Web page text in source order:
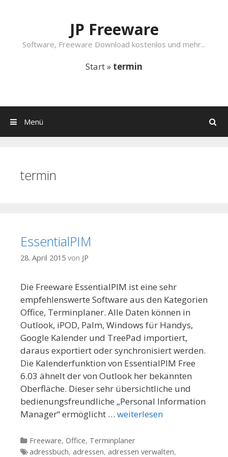
JP Freeware
Software, Freeware Download kostenlos und mehr...
Start» termin
Suchen
Menü
termin
EssentialPIM
28. April 2015 von JP
Die Freeware EssentialPIM ist eine sehr
empfehlenswerte Software aus den Kategorien
Office, Terminplaner. Alle Daten können in
Outlook, iPOD, Palm, Windows für Handys,
Google Kalender und TreePad importiert,
daraus exportiert oder synchronisiert werden.
Die Kalenderfunktion von EssentialPIM Free
6.03 ähnelt der von Outlook her bekannten
Oberfläche. Dieser sehr übersichtliche und
bedienungsfreundliche „Personal Information
Manager“ ermöglicht … weiterlesen
Kategorien
Freeware, Office, Terminplaner
Tags
adressbuch, adressen, adressen verwalten,